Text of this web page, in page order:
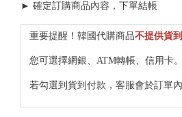
► 確定訂購商品內容，下單結帳
重要提醒！韓國代購商品不提供貨
您可選擇網銀、ATM轉帳、信用卡。
若勾選到貨到付款，客服會於訂單